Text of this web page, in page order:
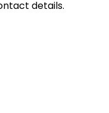
details.